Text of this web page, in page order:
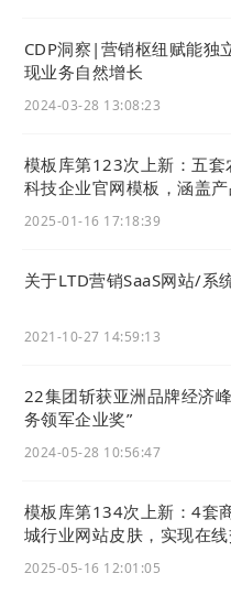
本次升级同时对部分来
了进一步的访问路径描述
比如 这次访问是浏览器
www.zhandian.cn）
（比如 zhandian.cn）
客中，会基于该参数的
www.zhandian.cn
来路情况。
当移动分享页的页面是
会根据是成员分享或是
示(来自微信分享)
CDP洞察|营销枢纽赋能独
现业务自然增长
2024-03-28 13:08:23
模板库第123次上新：五套
科技企业官网模板，涵盖
2025-01-16 17:18:39
关于LTD营销SaaS网站/系
2021-10-27 14:59:13
22集团斩获亚洲品牌经济
务领军企业奖”
2024-05-28 10:56:47
模板库第134次上新：4套
城行业网站皮肤，实现在
2025-05-16 12:01:05